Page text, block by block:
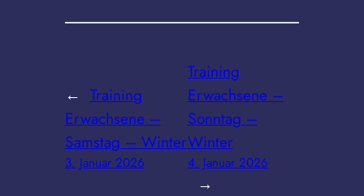
← Training
Erwachsene –
Samstag – Winter
3. Januar 2026
Training
Erwachsene –
Sonntag –
Winter
4. Januar 2026
→